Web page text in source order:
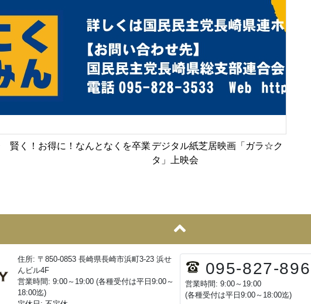
賢く！お得に！なんとなくを卒業 デジタル紙芝居映画「ガラ☆ク
タ」上映会
住所: 〒850-0853 長崎県長崎市浜町3-23 浜せ
んビル4F
営業時間: 9:00～19:00 (各種受付は平日9:00～
18:00迄)
095-827-
営業時間: 9:00～19:00
(各種受付は平日9:00～18:00迄)